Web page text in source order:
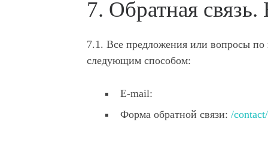
7. Обратная
7.1. Все предложения или вопросы по
следующим способом:
E-mail:
Форма обратной связи: /contact/